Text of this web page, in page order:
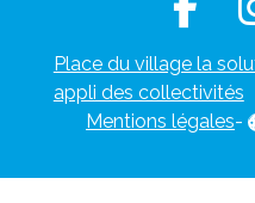
Place du village la
appli des collectivités
Mentions légales-